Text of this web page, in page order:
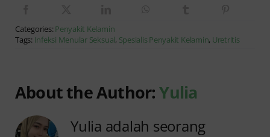
Categories: Penyakit Kelamin
Tags: Infeksi Menular Seksual, Spesialis Penyakit Kelamin, Uretritis
About the Author:Yulia
Yulia adalah seorang